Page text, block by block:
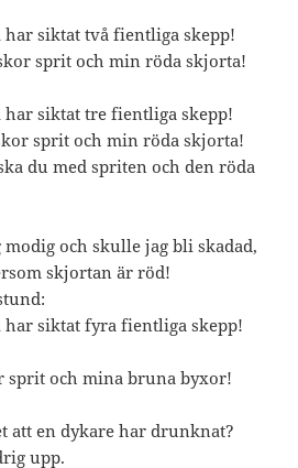
har siktat två fientliga skepp!
sprit och min röda skjorta!
har siktat tre fientliga skepp!
sprit och min röda skjorta!
du med spriten och den röda
modig och skulle jag bli skadad,
skjortan är röd!
har siktat fyra fientliga skepp!
sprit och mina bruna byxor!
att en dykare har drunknat?
upp.